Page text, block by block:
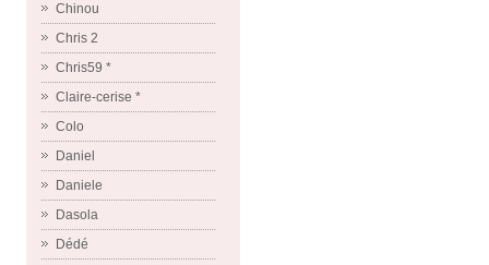
Chinou
Chris 2
Chris59 *
Claire-cerise *
Colo
Daniel
Daniele
Dasola
Dédé